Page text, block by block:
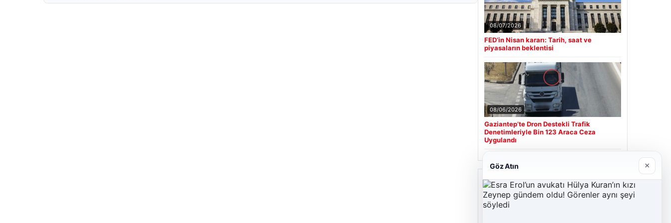
08/07/2026
FED’in Nisan kararı: Tarih, saat ve
piyasaların beklentisi
08/06/2026
Gaziantep’te Dron Destekli Trafik
Denetimleriyle Bin 123 Araca Ceza
Uygulandı
Son Eklenen Firmalar
Cengiz Sigorta
Göz Atın ×